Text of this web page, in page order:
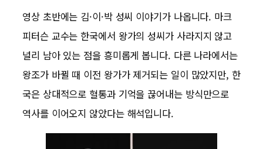
영상 초반에는 김·이·박 성씨 이야기가 나옵니다. 마크
피터슨 교수는 한국에서 왕가의 성씨가 사라지지 않고
널리 남아 있는 점을 흥미롭게 봅니다. 다른 나라에서는
왕조가 바뀔 때 이전 왕가가 제거되는 일이 많았지만, 한
국은 상대적으로 혈통과 기억을 끊어내는 방식만으로
역사를 이어오지 않았다는 해석입니다.